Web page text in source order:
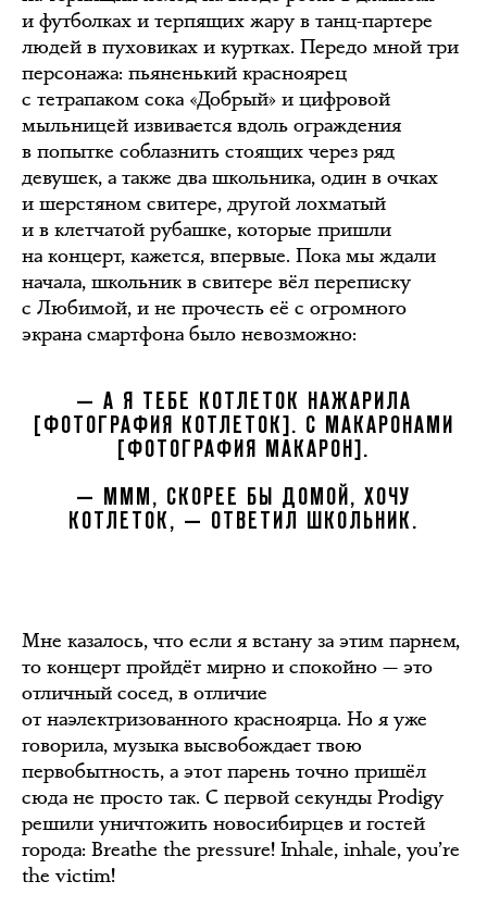
и футболках и терпящих жару в танц-партере
людей в пуховиках и куртках. Передо мной три
персонажа: пьяненький красноярец
с тетрапаком сока «Добрый» и цифровой
мыльницей извивается вдоль ограждения
в попытке соблазнить стоящих через ряд
девушек, а также два школьника, один в очках
и шерстяном свитере, другой лохматый
и в клетчатой рубашке, которые пришли
на концерт, кажется, впервые. Пока мы ждали
начала, школьник в свитере вёл переписку
с Любимой, и не прочесть её с огромного
экрана смартфона было невозможно:
— А Я ТЕБЕ КОТЛЕТОК НАЖАРИЛА
[ФОТОГРАФИЯ КОТЛЕТОК]. С МАКАРОНАМИ
[ФОТОГРАФИЯ МАКАРОН].
— МММ, СКОРЕЕ БЫ ДОМОЙ, ХОЧУ
КОТЛЕТОК, — ОТВЕТИЛ ШКОЛЬНИК.
Мне казалось, что если я встану за этим парнем,
то концерт пройдёт мирно и спокойно — это
отличный сосед, в отличие
от наэлектризованного красноярца. Но я уже
говорила, музыка высвобождает твою
первобытность, а этот парень точно пришёл
сюда не просто так. С первой секунды Prodigy
решили уничтожить новосибирцев и гостей
города: Breathe the pressure! Inhale, inhale, you’re
the victim!